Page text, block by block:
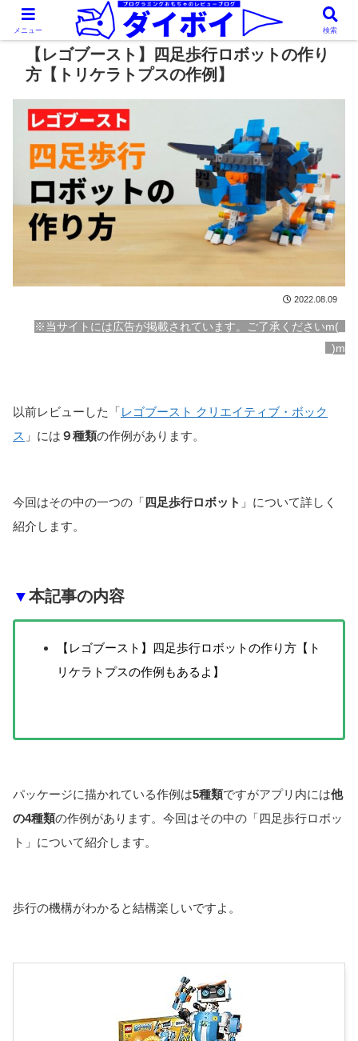
【レゴブースト】四足歩行ロボットの作り
方【トリケラトプスの作例】
2022.08.09
※当サイトには広告が掲載されています。ご了承くださいm(_
_)m
以前レビューした「 レゴブースト クリエイティブ・ボック
ス 」には ９種類の作例があります。
今回はその中の一つの「四足歩行ロボット 」について詳しく
紹介します。
▼本記事の内容
【レゴブースト】四足歩行ロボットの作り方【ト
リケラトプスの作例もあるよ】
パッケージに描かれている作例は5種類ですがアプリ内には他
の4種類の作例があります。今回はその中の「四足歩行ロボッ
ト」について紹介します。
歩行の機構がわかると結構楽しいですよ。
メニュー 検索